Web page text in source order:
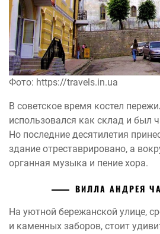
Фото: https://travels.in.ua
В советское время костел
использовался как склад и был
Но последние десятилетия
здание отреставрировано, а
органная музыка и пение хора.
ВИЛЛА АНДРЕЯ
На уютной бережанской улице,
и каменных заборов, стоит